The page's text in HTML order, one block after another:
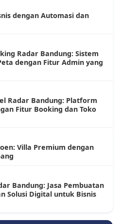
dengan Automasi dan
Radar Bandung: Sistem
dengan Fitur Admin yang
Radar Bandung: Platform
Fitur Booking dan Toko
Villa Premium dengan
Bandung: Jasa Pembuatan
Solusi Digital untuk Bisnis